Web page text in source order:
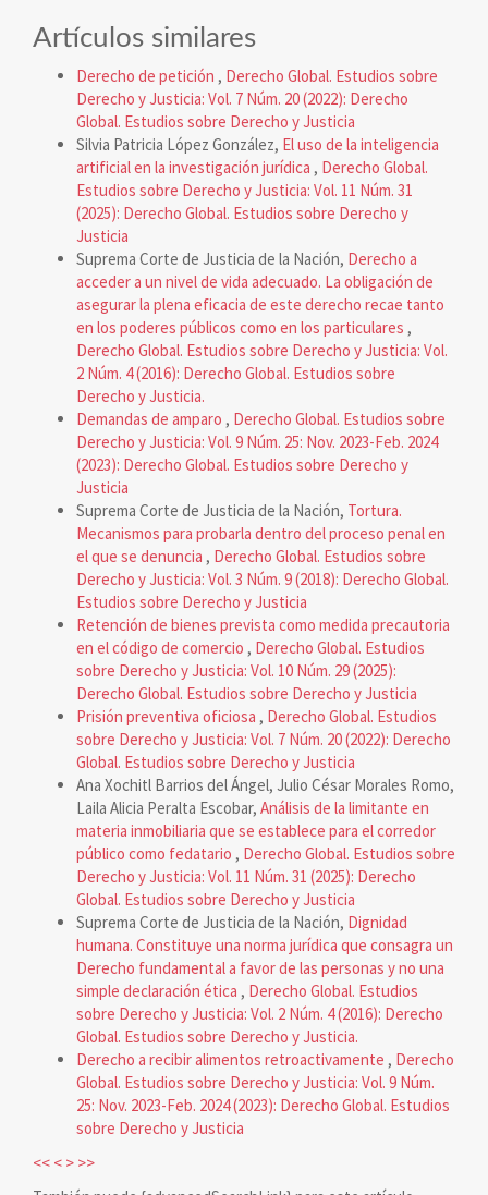
Artículos similares
Derecho de petición , Derecho Global. Estudios sobre
Derecho y Justicia: Vol. 7 Núm. 20 (2022): Derecho
Global. Estudios sobre Derecho y Justicia
Silvia Patricia López González, El uso de la inteligencia
artificial en la investigación jurídica , Derecho Global.
Estudios sobre Derecho y Justicia: Vol. 11 Núm. 31
(2025): Derecho Global. Estudios sobre Derecho y
Justicia
Suprema Corte de Justicia de la Nación, Derecho a
acceder a un nivel de vida adecuado. La obligación de
asegurar la plena eficacia de este derecho recae tanto
en los poderes públicos como en los particulares ,
Derecho Global. Estudios sobre Derecho y Justicia: Vol.
2 Núm. 4 (2016): Derecho Global. Estudios sobre
Derecho y Justicia.
Demandas de amparo , Derecho Global. Estudios sobre
Derecho y Justicia: Vol. 9 Núm. 25: Nov. 2023-Feb. 2024
(2023): Derecho Global. Estudios sobre Derecho y
Justicia
Suprema Corte de Justicia de la Nación, Tortura.
Mecanismos para probarla dentro del proceso penal en
el que se denuncia , Derecho Global. Estudios sobre
Derecho y Justicia: Vol. 3 Núm. 9 (2018): Derecho Global.
Estudios sobre Derecho y Justicia
Retención de bienes prevista como medida precautoria
en el código de comercio , Derecho Global. Estudios
sobre Derecho y Justicia: Vol. 10 Núm. 29 (2025):
Derecho Global. Estudios sobre Derecho y Justicia
Prisión preventiva oficiosa , Derecho Global. Estudios
sobre Derecho y Justicia: Vol. 7 Núm. 20 (2022): Derecho
Global. Estudios sobre Derecho y Justicia
Ana Xochitl Barrios del Ángel, Julio César Morales Romo,
Laila Alicia Peralta Escobar, Análisis de la limitante en
materia inmobiliaria que se establece para el corredor
público como fedatario , Derecho Global. Estudios sobre
Derecho y Justicia: Vol. 11 Núm. 31 (2025): Derecho
Global. Estudios sobre Derecho y Justicia
Suprema Corte de Justicia de la Nación, Dignidad
humana. Constituye una norma jurídica que consagra un
Derecho fundamental a favor de las personas y no una
simple declaración ética , Derecho Global. Estudios
sobre Derecho y Justicia: Vol. 2 Núm. 4 (2016): Derecho
Global. Estudios sobre Derecho y Justicia.
Derecho a recibir alimentos retroactivamente , Derecho
Global. Estudios sobre Derecho y Justicia: Vol. 9 Núm.
25: Nov. 2023-Feb. 2024 (2023): Derecho Global. Estudios
sobre Derecho y Justicia
<< < > >>